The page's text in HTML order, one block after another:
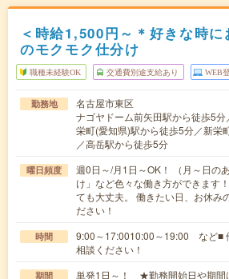
＜時給1,500円～＊好きな時に
のモクモク仕分け
職種未経験OK 交通費別途支給あり WEB
勤務地
名古屋市東区
ナゴヤドーム前矢田駅から徒歩5
栄町(愛知県)駅から徒歩5分／新栄
／高岳駅から徒歩5分
曜日頻度
週0日～/月1日～OK！ （月～日の
け」など色々な働き方ができます
ても大丈夫。 働きたい日、お休み
ださい！
時間
9:00～17:0010:00～19:00 など■
相談ください！
期間
単発1日～！ ★勤務開始日や期間